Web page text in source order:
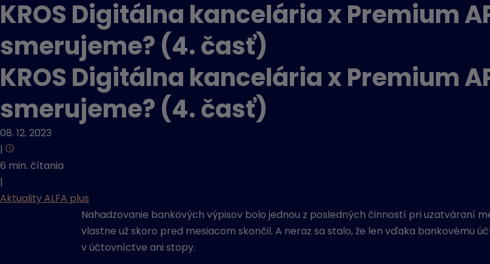
KROS Digitálna kancelária x Premium
smerujeme? (4. časť)
KROS Digitálna kancelária x Premium
smerujeme? (4. časť)
08. 12. 2023
|
6 min. čítania
|
Aktuality ALFA plus
Nahadzovanie bankových výpisov bolo jednou z posledných činností pri uzatváraní
vlastne už skoro pred mesiacom skončil. A neraz sa stalo, že len vďaka bankovému
v účtovníctve ani stopy.